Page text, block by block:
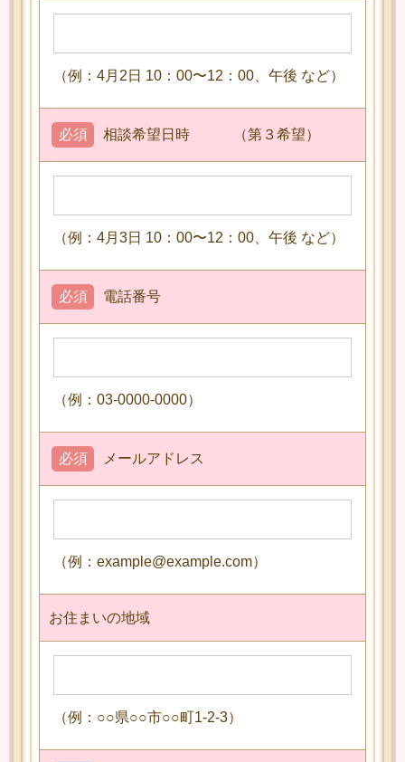
（例：4月2日 10：00〜12：00、午後 など）
相談希望日時 （第３希望）
必須
（例：4月3日 10：00〜12：00、午後 など）
電話番号
必須
（例：03-0000-0000）
メールアドレス
必須
（例：example@example.com）
お住まいの地域
（例：○○県○○市○○町1-2-3）